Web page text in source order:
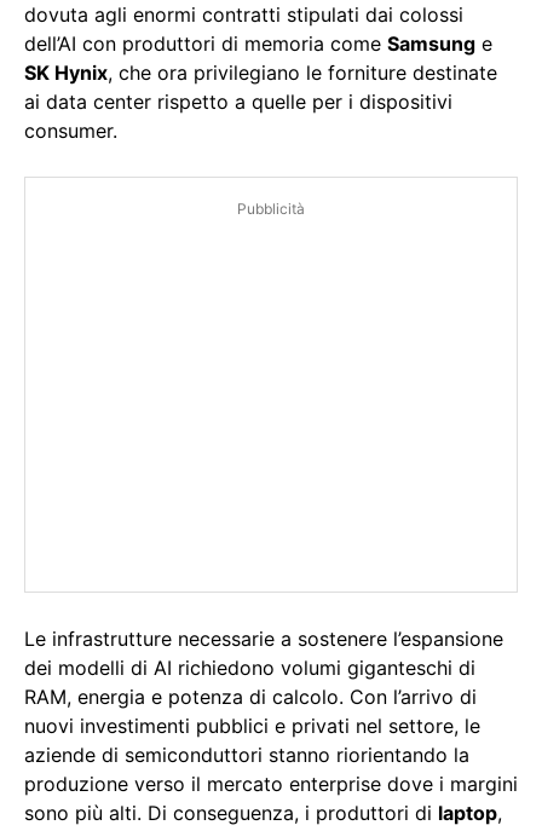
dovuta agli enormi contratti stipulati dai colossi
dell’AI con produttori di memoria come Samsung e
SK Hynix, che ora privilegiano le forniture destinate
ai data center rispetto a quelle per i dispositivi
consumer.
Pubblicità
Le infrastrutture necessarie a sostenere l’espansione
dei modelli di AI richiedono volumi giganteschi di
RAM, energia e potenza di calcolo. Con l’arrivo di
nuovi investimenti pubblici e privati nel settore, le
aziende di semiconduttori stanno riorientando la
produzione verso il mercato enterprise dove i margini
sono più alti. Di conseguenza, i produttori di laptop,